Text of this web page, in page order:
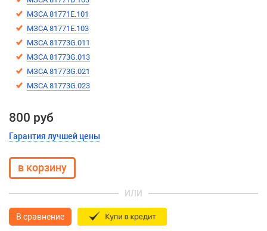
МЗСА 81771E.101
МЗСА 81771E.103
МЗСА 81773G.011
МЗСА 81773G.013
МЗСА 81773G.021
МЗСА 81773G.023
800 руб
Гарантия лучшей цены
ИЛИ
В сравнение